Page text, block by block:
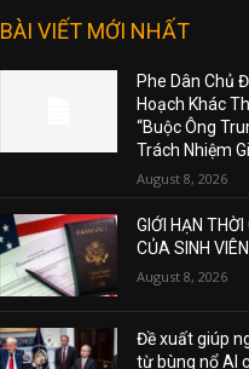
BÀI VIẾT MỚI NHẤT
Phe Dân Chủ
Hoạch Khác
“Buộc Ông
Trách Nhiệm
August 8, 2026
GIỚI HẠN
CỦA SINH
August 8, 2026
Đề xuất giúp
từ bùng nổ AI